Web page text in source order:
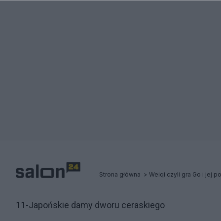
Strona główna Weiqi czyli gra Go i jej
11-Japońskie damy dworu ceraskiego